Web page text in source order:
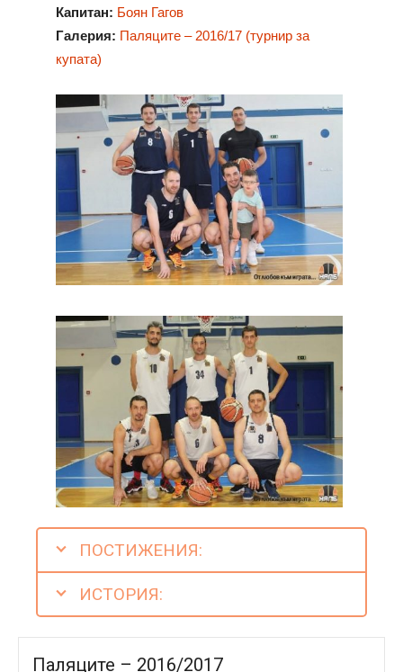
Капитан: Боян Гагов
Галерия: Паляците – 2016/17 (турнир за
купата)
ПОСТИЖЕНИЯ:
ИСТОРИЯ:
Паляците – 2016/2017